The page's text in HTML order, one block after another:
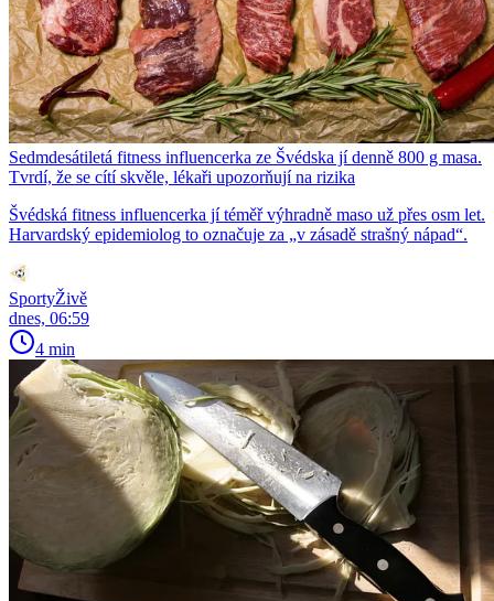
Sedmdesátiletá fitness influencerka ze Švédska jí denně 800 g masa.
Tvrdí, že se cítí skvěle, lékaři upozorňují na rizika
Švédská fitness influencerka jí téměř výhradně maso už přes osm let.
Harvardský epidemiolog to označuje za „v zásadě strašný nápad“.
SportyŽivě
dnes, 06:59
4 min